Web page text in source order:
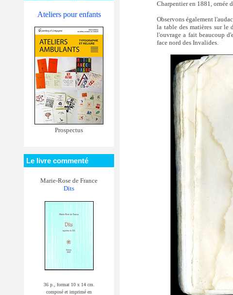
Ateliers pour enfants
Prospectus
Le livre commenté
Marie-Rose de France
Dits
36 p., format 10 x 14 cm.
composé et imprimé en
Charpentier en 1881, ornée
Observons également
la table des matières sur le
l'ouvrage a fait beaucoup
face nord des Invalides.